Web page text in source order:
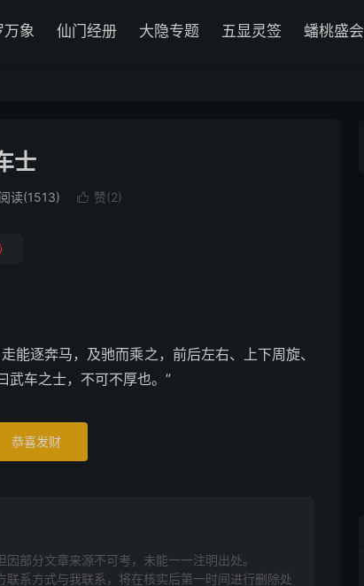
万象 仙门经册 大隐专题 五显灵签 蟠桃盛会
士
阅读(1513)  赞(2)
能逐奔马，及驰而乘之，前后左右、上下周旋、
武车之士，不可不厚也。”
恭喜发财
部分文章来源不可考，未能一一注明出处。
系方式与我联系​​，将在核实后第一时间进行删除处